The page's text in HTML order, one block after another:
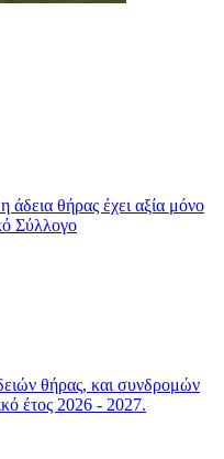
θήρας έχει αξία μόνο
Σύλλογο
θήρας, και συνδρομών
έτος 2026 - 2027.